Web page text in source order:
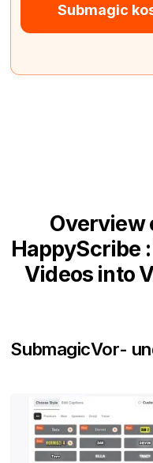
Submagic
Overview
HappyScribe
Videos into
SubmagicVor-